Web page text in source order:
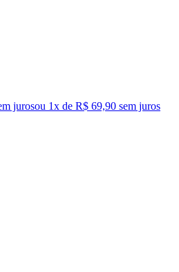
jurosou 1x de R$ 69,90 sem juros